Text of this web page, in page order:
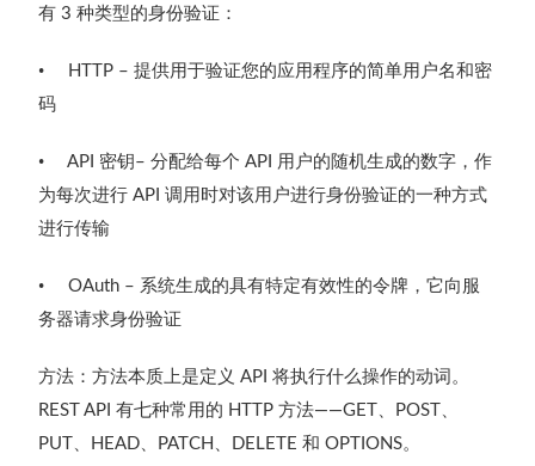
有 3种类型的身份验证：
• HTTP –提供用于验证您的应用程序的简单用户名和密
码
• API 密钥–分配给每个 API
用户的随机生成的数字，作
为每次进行 API调用时对该用户进行身份验证的一种方式
进行传输
• OAuth – 系统生成的具有特定有效性的令牌，它向服
务器请求身份验证
方法：方法本质上是定义 API将执行什么操作的动词。
REST API有七种常用的 HTTP方法——GET POST
PUT HEAD PATCH DELETE和 OPTIONS。